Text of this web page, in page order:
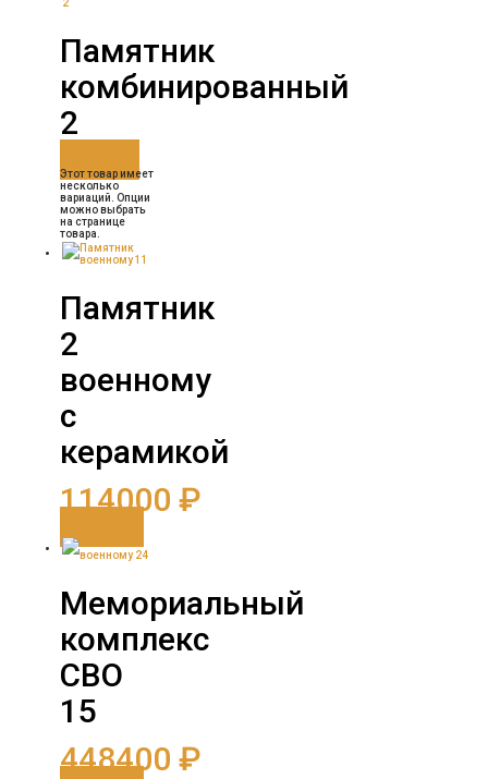
Памятник
комбинированный
2
Этот товар имеет
несколько
вариаций. Опции
можно выбрать
на странице
товара.
Памятник
2
военному
с
керамикой
114000 ₽
Мемориальный
комплекс
СВО
15
448400 ₽